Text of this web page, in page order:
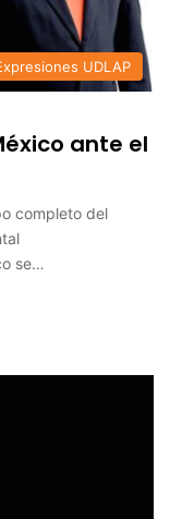
UDLAP
ante el
completo del
se…